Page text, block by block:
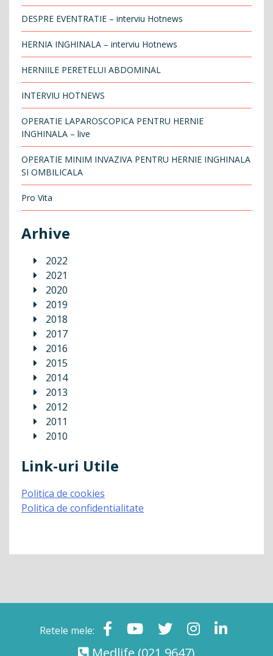
DESPRE EVENTRATIE – interviu Hotnews
HERNIA INGHINALA – interviu Hotnews
HERNIILE PERETELUI ABDOMINAL
INTERVIU HOTNEWS
OPERATIE LAPAROSCOPICA PENTRU HERNIE
INGHINALA – live
OPERATIE MINIM INVAZIVA PENTRU HERNIE INGHINALA
SI OMBILICALA
Pro Vita
Arhive
2022
2021
2020
2019
2018
2017
2016
2015
2014
2013
2012
2011
2010
Link-uri Utile
Politica de cookies
Politica de confidentialitate
Retele mele:
Medlife (021 9647)